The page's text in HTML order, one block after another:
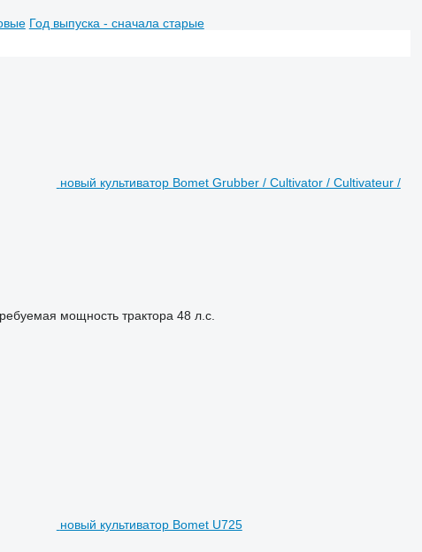
Год выпуска - сначала старые
новый культиватор Bomet Grubber / Cultivator / Cultivateur /
мощность трактора 48 л.с.
новый культиватор Bomet U725